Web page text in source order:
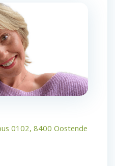
0102, 8400 Oostende